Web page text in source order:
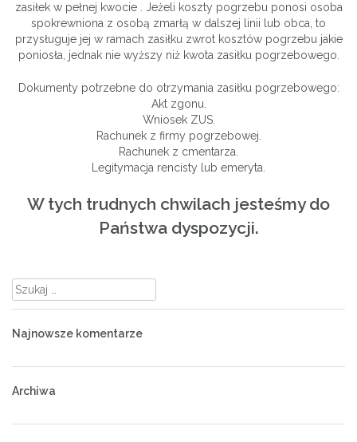
zasiłek w pełnej kwocie . Jeżeli koszty pogrzebu ponosi osoba
spokrewniona z osobą zmarłą w dalszej linii lub obca, to
przysługuje jej w ramach zasiłku zwrot kosztów pogrzebu jakie
poniosła, jednak nie wyższy niż kwota zasiłku pogrzebowego.
Dokumenty potrzebne do otrzymania zasiłku pogrzebowego:
Akt zgonu.
Wniosek ZUS.
Rachunek z firmy pogrzebowej.
Rachunek z cmentarza.
Legitymacja rencisty lub emeryta.
W tych trudnych chwilach jesteśmy do
Państwa dyspozycji.
Szukaj:
Najnowsze komentarze
Archiwa